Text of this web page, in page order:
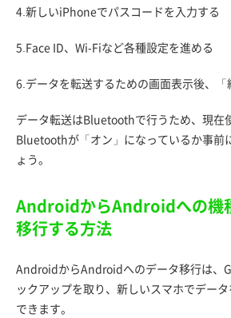
4.新しいiPhoneでパスコードを入力する
5.Face ID、Wi-Fiなど各種設定を進める
6.データを転送するための画面表示後、
データ転送はBluetoothで行うため、現在
Bluetoothが「オン」になっているか事前
ょう。
AndroidからAndroidへの機
移行する方法
AndroidからAndroidへのデータ移行は、
ックアップを取り、新しいスマホでデー
できます。